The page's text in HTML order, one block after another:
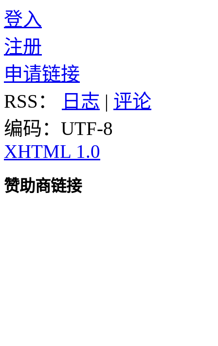
登入
注册
申请链接
RSS：
日志 | 评论
编码：UTF-8
XHTML 1.0
赞助商链接